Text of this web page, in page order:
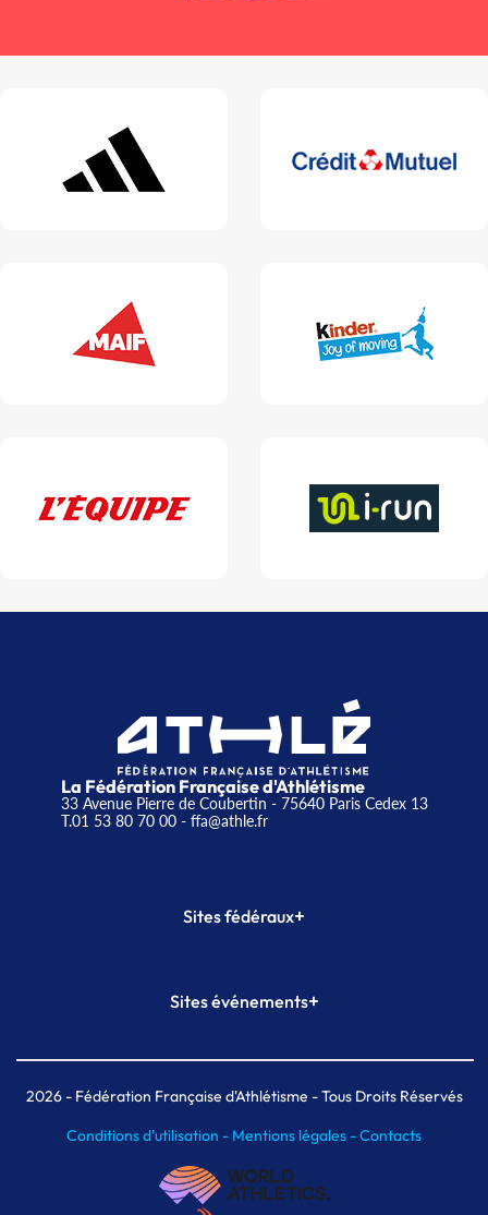
La Fédération Française d'Athlétisme
33 Avenue Pierre de Coubertin - 75640 Paris Cedex 13
T.01 53 80 70 00- ffa@athle.fr
Sites fédéraux+
Plateforme Formation
Sites événements+
Meeting de Paris indoor
MAIF Ekiden de Paris
2026- Fédération Française d'Athlétisme - Tous Droits Réservés
Conditions d'utilisation - Mentions légales -Contacts